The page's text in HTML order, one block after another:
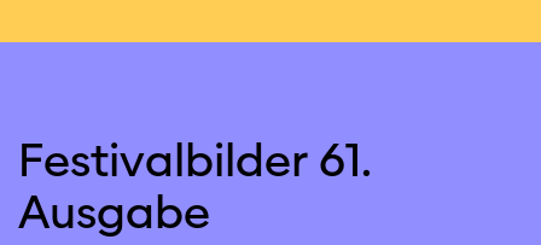
Festivalbilder 61.
Ausgabe